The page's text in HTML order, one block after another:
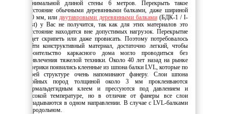
минимальной длиной стены 6 метров. Перекрыть такое
расстояние обычными деревянными балками, даже шириной
300 мм, или двутавровыми деревянными балками(БДК-1 / I-
joist) у Вас не получится, так как для этих материалов это
расстояние находится вне допустимых нагрузок. Перекрытие
будет скрипеть или даже провисать. Поэтому потребовалось
найти конструктивный материал, достаточно легкий, чтобы
строительство каркасного дома могло проводиться без
привлечения тяжелой техники. Около 40 лет назад на рынке
Америки появились клеенные из шпона балки LVL, которые по
своей структуре очень напоминают фанеру. Слои шпона
хвойных пород толщиной около 3 мм проклеиваются
формальдегидным клеем и прессуются под давлением и
высокой температуре, но в отличие от фанеры все слои
укладываются в одном направлении. В случае с LVL-балками
– продольном.